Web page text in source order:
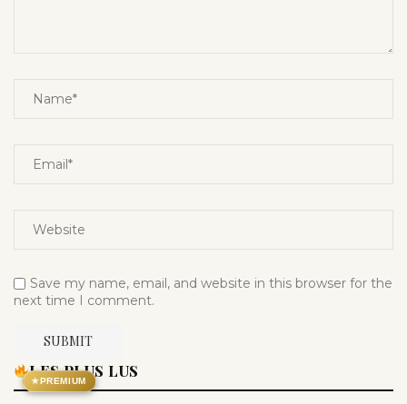
Save my name, email, and website in this browser for the
next time I comment.
★PREMIUM
LES PLUS LUS